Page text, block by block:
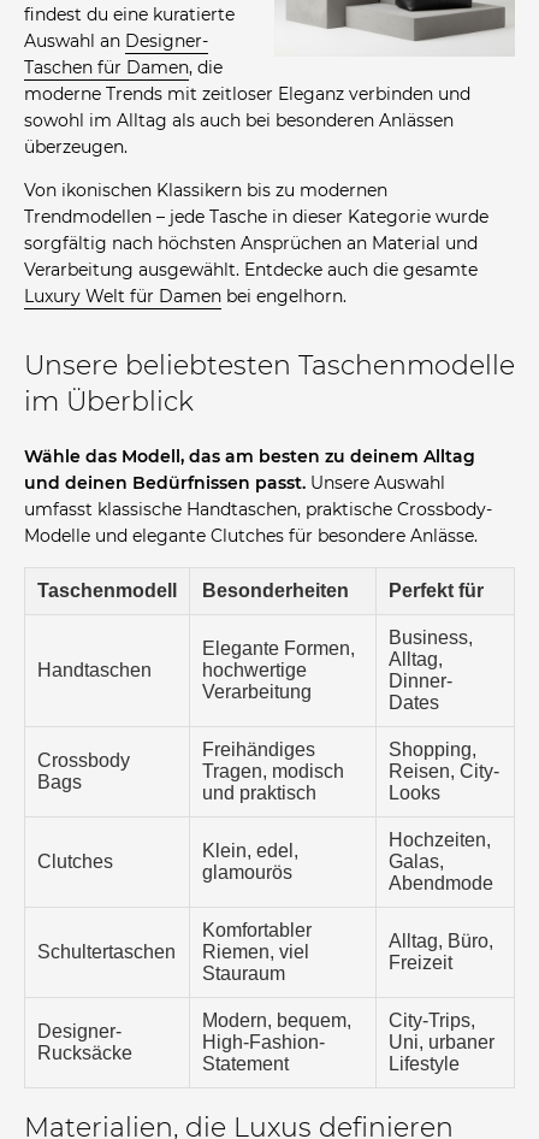
findest du eine kuratierte
Auswahl an Designer-
Taschen für Damen, die
moderne Trends mit zeitloser Eleganz verbinden und
sowohl im Alltag als auch bei besonderen Anlässen
überzeugen.
Von ikonischen Klassikern bis zu modernen
Trendmodellen – jede Tasche in dieser Kategorie wurde
sorgfältig nach höchsten Ansprüchen an Material und
Verarbeitung ausgewählt. Entdecke auch die gesamte
Luxury Welt für Damen bei engelhorn.
Unsere beliebtesten Taschenmodelle
im Überblick
Wähle das Modell, das am besten zu deinem Alltag
und deinen Bedürfnissen passt. Unsere Auswahl
umfasst klassische Handtaschen, praktische Crossbody-
Modelle und elegante Clutches für besondere Anlässe.
Taschenmodell Besonderheiten Perfekt für
Handtaschen
Elegante Formen,
hochwertige
Verarbeitung
Business,
Alltag,
Dinner-
Dates
Crossbody
Bags
Freihändiges
Tragen, modisch
und praktisch
Shopping,
Reisen, City-
Looks
Clutches
Klein, edel,
glamourös
Hochzeiten,
Galas,
Abendmode
Schultertaschen
Komfortabler
Riemen, viel
Stauraum
Alltag, Büro,
Freizeit
Designer-
Rucksäcke
Modern, bequem,
High-Fashion-
Statement
City-Trips,
Uni, urbaner
Lifestyle
Materialien, die Luxus definieren